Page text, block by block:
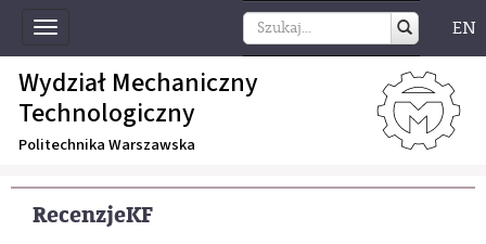
Toggle
navigation
EN
Wydział Mechaniczny
Technologiczny
Politechnika Warszawska
RecenzjeKF